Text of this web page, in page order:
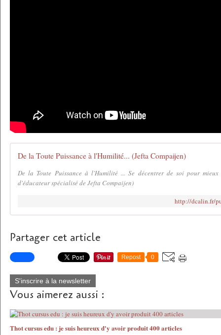
De la Toute Puissance à l'Humilité... (Jefta Compaijen)
De la Toute Puissance à l'Humilité ... Se décentrer de soi pour
d'éducateur spécialisé de Jefta Compaijen)
http://dcalin.fr/
Partager cet article
Repost 0
S'inscrire à la newsletter
Vous aimerez aussi :
Thot cursus edu : je suis heureux d'y avoir produit 400 articles